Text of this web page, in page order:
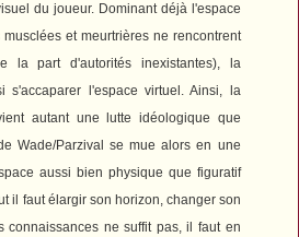
du joueur. Dominant déjà l'espace
et meurtrières ne rencontrent
la part d'autorités inexistantes), la
s'accaparer l'espace virtuel. Ainsi, la
autant une lutte idéologique que
Wade/Parzival se mue alors en une
aussi bien physique que figuratif
il faut élargir son horizon, changer son
connaissances ne suffit pas, il faut en